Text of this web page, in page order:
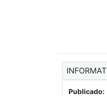
Publicado: